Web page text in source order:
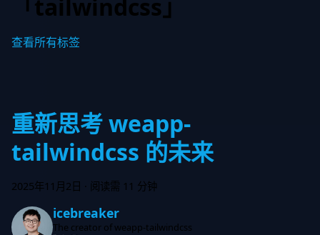
「tailwindcss」
查看所有标签
重新思考 weapp-
tailwindcss 的未来
2025年11月2日 · 阅读需 11 分钟
icebreaker
The creator of weapp-tailwindcss